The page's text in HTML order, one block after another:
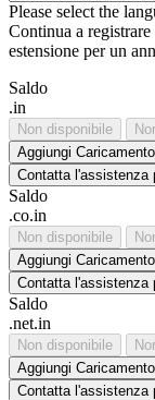
Please select the
Continua a
estensione per un
Saldo
.in
Non disponibile
Aggiungi
Contatta l'assistenza
Saldo
.co.in
Non disponibile
Aggiungi
Contatta l'assistenza
Saldo
.net.in
Non disponibile
Aggiungi
Contatta l'assistenza